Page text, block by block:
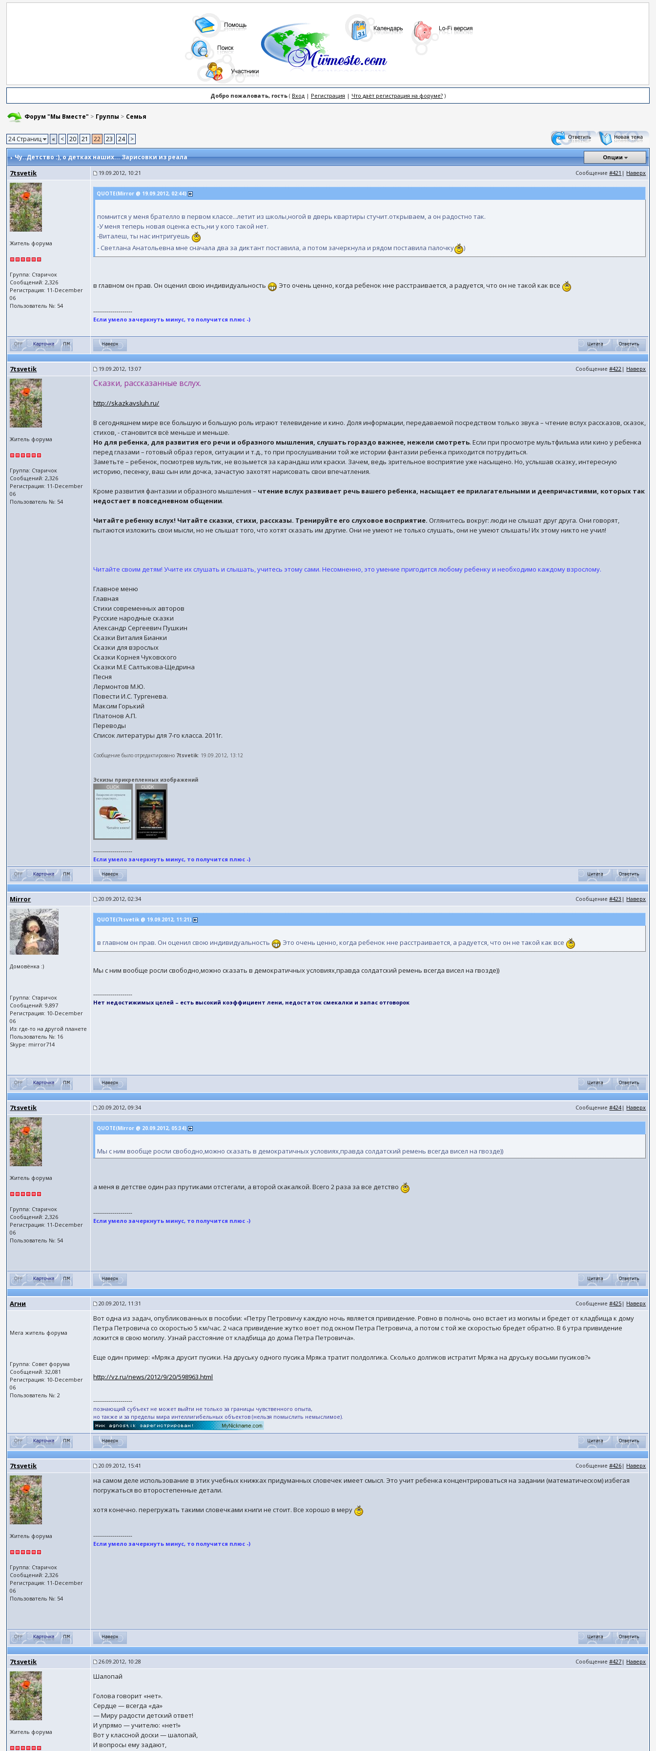
Добро пожаловать, гость( Вход| Регистрация | Что даёт регистрация на форуме?)
Форум "Мы Вместе" > Группы > Семья
24 Страниц « < 20 21 22 23 24 >
Чу..Детство :), о детках наших... Зарисовки из реала Опции
7tsvetik 19.09.2012, 10:21 Сообщение#421 | Наверх
Житель форума
Группа: Старичок
Сообщений: 2,326
Регистрация: 11-December
06
Пользователь №: 54
QUOTE(Mirror @ 19.09.2012, 02:44)
помнится у меня брателло в первом классе...летит из школы,ногой в дверь квартиры стучит.открываем, а он радостно так.
-У меня теперь новая оценка есть,ни у кого такой нет.
-Виталеш, ты нас интригуешь
- Светлана Анатольевна мне сначала два за диктант поставила, а потом зачеркнула и рядом поставила палочку
)
в главном он прав. Он оценил свою индивидуальность Это очень ценно, когда ребенок нне расстраивается, а радуется, что он не такой как все
--------------------
Если умело зачеркнуть минус, то получится плюс -)
7tsvetik 19.09.2012, 13:07 Сообщение#422 | Наверх
Житель форума
Группа: Старичок
Сообщений: 2,326
Регистрация: 11-December
06
Пользователь №: 54
Сказки, рассказанные вслух.
http://skazkavsluh.ru/
В сегодняшнем мире все большую и большую роль играют телевидение и кино. Доля информации, передаваемой посредством только звука – чтение вслух рассказов, сказок,
стихов, - становится всё меньше и меньше.
Но для ребенка, для развития его речи и образного мышления, слушать гораздо важнее, нежели смотреть. Если при просмотре мультфильма или кино у ребенка
перед глазами – готовый образ героя, ситуации и т.д., то при прослушивании той же истории фантазии ребенка приходится потрудиться.
Заметьте – ребенок, посмотрев мультик, не возьмется за карандаш или краски. Зачем, ведь зрительное восприятие уже насыщено. Но, услышав сказку, интересную
историю, песенку, ваш сын или дочка, зачастую захотят нарисовать свои впечатления.
Кроме развития фантазии и образного мышления – чтение вслух развивает речь вашего ребенка, насыщает ее прилагательными и деепричастиями, которых так
недостает в повседневном общении.
Читайте ребенку вслух! Читайте сказки, стихи, рассказы. Тренируйте его слуховое восприятие. Оглянитесь вокруг: люди не слышат друг друга. Они говорят,
пытаются изложить свои мысли, но не слышат того, что хотят сказать им другие. Они не умеют не только слушать, они не умеют слышать! Их этому никто не учил!
Читайте своим детям! Учите их слушать и слышать, учитесь этому сами. Несомненно, это умение пригодится любому ребенку и необходимо каждому взрослому.
Главное меню
Главная
Стихи современных авторов
Русские народные сказки
Александр Сергеевич Пушкин
Сказки Виталия Бианки
Сказки для взрослых
Сказки Корнея Чуковского
Сказки М.Е Салтыкова-Щедрина
Песня
Лермонтов М.Ю.
Повести И.С. Тургенева.
Максим Горький
Платонов А.П.
Переводы
Список литературы для 7-го класса. 2011г.
Сообщение было отредактировано 7tsvetik: 19.09.2012, 13:12
Эскизы прикрепленных изображений
--------------------
Если умело зачеркнуть минус, то получится плюс -)
Mirror 20.09.2012, 02:34 Сообщение#423 | Наверх
Домовёнка :)
Группа: Старичок
Сообщений: 9,897
Регистрация: 10-December
06
Из: где-то на другой планете
Пользователь №: 16
Skype: mirror714
QUOTE(7tsvetik @ 19.09.2012, 11:21)
в главном он прав. Он оценил свою индивидуальность Это очень ценно, когда ребенок нне расстраивается, а радуется, что он не такой как все
Мы с ним вообще росли свободно,можно сказать в демократичных условиях,правда солдатский ремень всегда висел на гвозде))
--------------------
Нет недостижимых целей – есть высокий коэффициент лени, недостаток смекалки и запас отговорок
7tsvetik 20.09.2012, 09:34 Сообщение#424| Наверх
Житель форума
Группа: Старичок
Сообщений: 2,326
Регистрация: 11-December
06
Пользователь №: 54
QUOTE(Mirror @ 20.09.2012, 05:34)
Мы с ним вообще росли свободно,можно сказать в демократичных условиях,правда солдатский ремень всегда висел на гвозде))
а меня в детстве один раз прутиками отстегали, а второй скакалкой. Всего 2 раза за все детство
--------------------
Если умело зачеркнуть минус, то получится плюс -)
Агни 20.09.2012, 11:31 Сообщение#425 | Наверх
Мега житель форума
Группа: Совет форума
Сообщений: 32,081
Регистрация: 10-December
06
Пользователь №: 2
Вот одна из задач, опубликованных в пособии: «Петру Петровичу каждую ночь является привидение. Ровно в полночь оно встает из могилы и бредет от кладбища к дому
Петра Петровича со скоростью 5 км/час. 2 часа привидение жутко воет под окном Петра Петровича, а потом с той же скоростью бредет обратно. В 6 утра привидение
ложится в свою могилу. Узнай расстояние от кладбища до дома Петра Петровича».
Еще один пример: «Мряка друсит пусики. На друську одного пусика Мряка тратит полдолгика. Сколько долгиков истратит Мряка на друську восьми пусиков?»
http://vz.ru/news/2012/9/20/598963.html
--------------------
познающий субъект не может выйти не только за границы чувственного опыта,
но также и за пределы мира интеллигибельных объектов (нельзя помыслить немыслимое).
7tsvetik 20.09.2012, 15:41 Сообщение#426 | Наверх
Житель форума
Группа: Старичок
Сообщений: 2,326
Регистрация: 11-December
06
Пользователь №: 54
на самом деле использование в этих учебных книжках придуманных словечек имеет смысл. Это учит ребенка концентрироваться на задании (математическом) избегая
погружаться во второстепенные детали.
хотя конечно. перегружать такими словечками книги не стоит. Все хорошо в меру
--------------------
Если умело зачеркнуть минус, то получится плюс -)
7tsvetik 26.09.2012, 10:28 Сообщение#427 | Наверх
Житель форума
Шалопай
Голова говорит «нет».
Сердце — всегда «да»
— Миру радости детский ответ!
И упрямо — учителю: «нет!»
Вот у классной доски — шалопай,
И вопросы ему задают,